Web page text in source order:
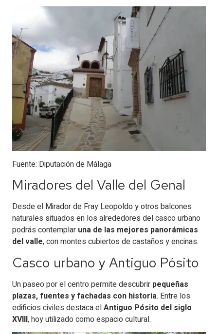
Fuente: Diputación de Málaga
Miradores del Valle del Genal
Desde el Mirador de Fray Leopoldo y otros balcones
naturales situados en los alrededores del casco urbano
podrás contemplar una de las mejores panorámicas
del valle, con montes cubiertos de castaños y encinas.
Casco urbano y Antiguo Pósito
Un paseo por el centro permite descubrir pequeñas
plazas, fuentes y fachadas con historia. Entre los
edificios civiles destaca elAntiguo Pósito del siglo
XVIII, hoy utilizado como espacio cultural.